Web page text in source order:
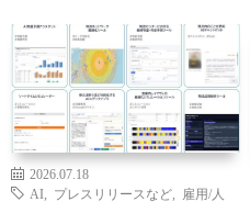
2026.07.18
AI
プレスリリースなど
雇用/人